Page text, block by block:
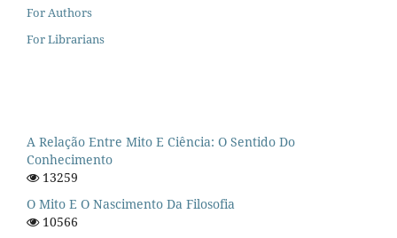
For Authors
For Librarians
A Relação Entre Mito E Ciência: O Sentido Do
Conhecimento
13259
O Mito E O Nascimento Da Filosofia
10566